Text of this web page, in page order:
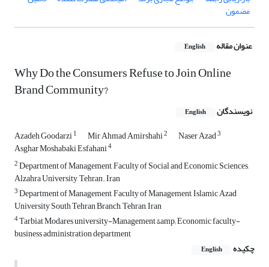
مضمون
عنوان مقاله English
Why Do the Consumers Refuse to Join Online
Brand Community?
نویسندگان English
Azadeh Goodarzi1 Mir Ahmad Amirshahi2 Naser Azad3
Asghar Moshabaki Esfahani4
2Department of Management, Faculty of Social and Economic Sciences,
Alzahra University, Tehran. Iran
3Department of Management, Faculty of Management, Islamic Azad
University South Tehran Branch, Tehran, Iran
4Tarbiat Modares university-Management &amp; Economic faculty-
business administration department
چکیده
English